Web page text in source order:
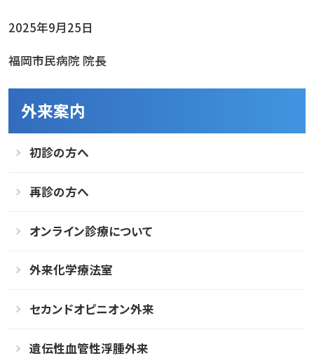
2025年9月25日
福岡市民病院 院長
外来案内
初診の方へ
再診の方へ
オンライン診療について
外来化学療法室
セカンドオピニオン外来
遺伝性血管性浮腫外来